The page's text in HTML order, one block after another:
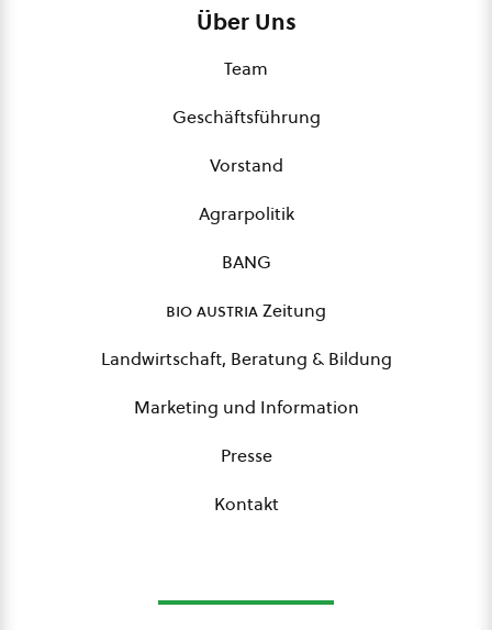
Über Uns
Team
Geschäftsführung
Vorstand
Agrarpolitik
BANG
bio austriaZeitung
Landwirtschaft, Beratung & Bildung
Marketing und Information
Presse
Kontakt